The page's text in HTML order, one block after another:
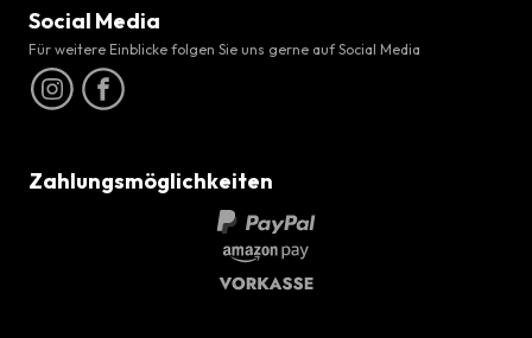
Social Media
Für weitere Einblicke folgen Sie uns gerne auf Social Media
Zahlungsmöglichkeiten